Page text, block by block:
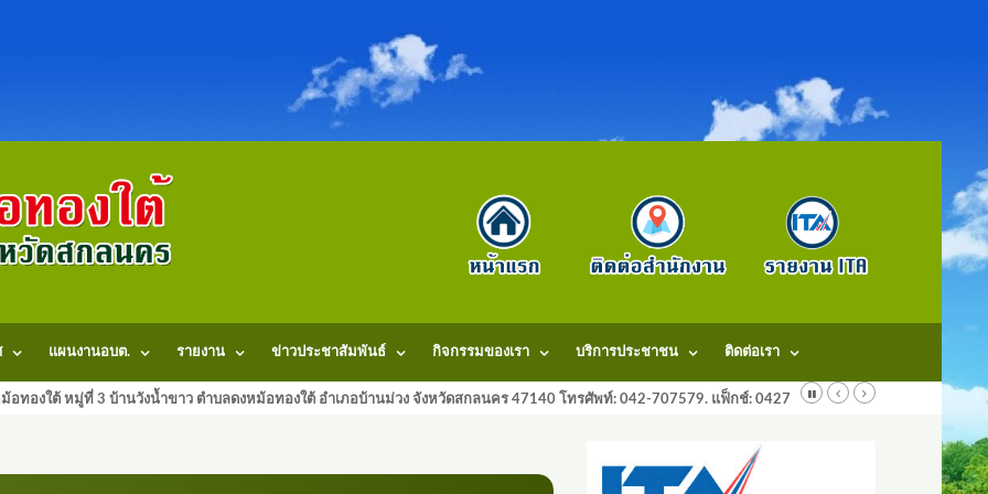
แผนงานอบต. รายงาน ข่าวประชาสัมพันธ์ กิจกรรมของเรา บริการประชาชน ติดต่อเรา
อทองใต้ หมู่ที่ 3 บ้านวังน้ำขาว ตำบลดงหม้อทองใต้ อำเภอบ้านม่วง จังหวัดสกลนคร 47140 โทรศัพท์: 042-707579. แฟ็กช์: 042707579 E-Mail: